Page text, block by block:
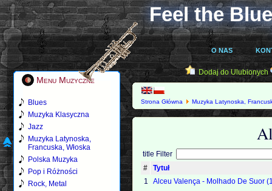
Feel the
O NAS
Menu Muzyczne
Blues
Muzyka Klasyczna
Jazz
Muzyka Latynoska,
Francuska, Włoska
Polska Muzyka
Pop i Różności
Rock, Metal
Dodaj do Ulubionych
Strona Główna Muzyka Latynoska,
title Filter
#
Tytuł
1
Alceu Valença - Molhado De Suor